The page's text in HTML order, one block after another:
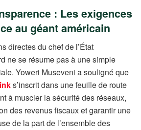
: Les exigences
au géant américain
directes du chef de l’État
ne se résume pas à une simple
Yoweri Museveni a souligné que
s’inscrit dans une feuille de route
à muscler la sécurité des réseaux,
des revenus fiscaux et garantir une
de la part de l’ensemble des